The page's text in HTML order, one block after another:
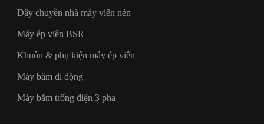
Dây chuyền nhà máy viên nén
Máy ép viên BSR
Khuôn & phụ kiện máy ép viên
Máy băm di động
Máy băm trống điện 3 pha